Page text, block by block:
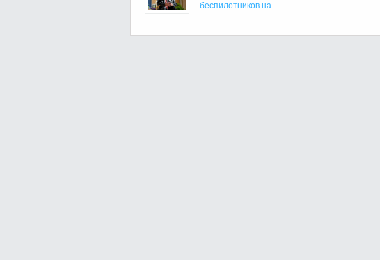
беспилотников на...